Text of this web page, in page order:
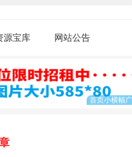
源宝库 网站公告